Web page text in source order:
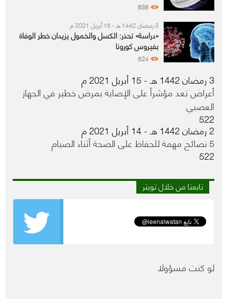
638
3 رمضان 1442 هـ - 15 أبريل 2021 م
«دراسة» تحذر: الكسل والخمول يزيدان خطر الوفاة
بفيروس كورونا
524
3 رمضان 1442 هـ - 15 أبريل 2021 م
أعراض تعد مؤشراً على الإصابة بمرض خطير في الجهاز
العصبي
522
2 رمضان 1442 هـ - 14 أبريل 2021 م
5 نصائح مهمة للحفاظ على الصحة أثناء الصيام
522
تابعنا من خلال تويتر
لو كنت مسؤولا